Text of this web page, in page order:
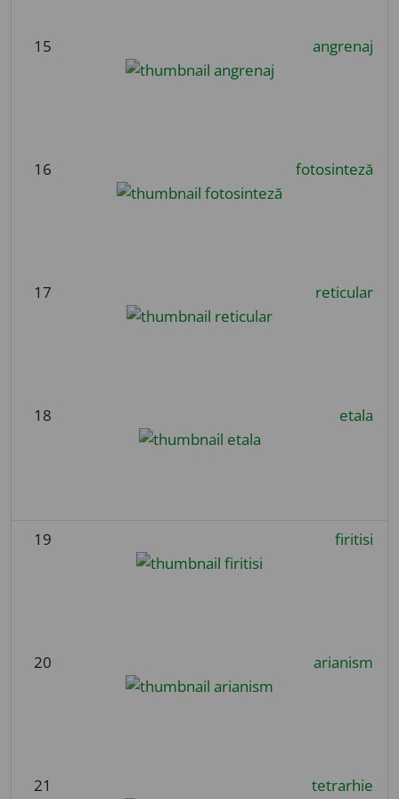
15 angrenaj
16 fotosinteză
17 reticular
18 etala
19 firitisi
20 arianism
21 tetrarhie